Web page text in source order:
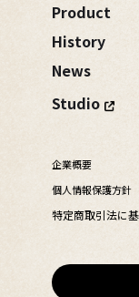
Product
History
News
Studio
企業概要
個人情報保護方針
特定商取引法に